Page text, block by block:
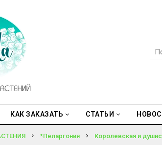
КАК ЗАКАЗАТЬ СТАТЬИ
*Пеларгония Королевская и